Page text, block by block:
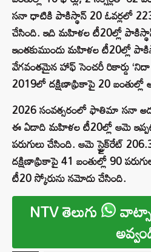
సనా ధాటికి పాకిస్థాన్ 20 ఓవర్లలో
చేసింది. ఇది మహిళల టీ20ల్లో
ఇంతకుముందు మహిళల టీ20ల్లో
వేగవంతమైన హాఫ్ సెంచరీ రికార్డు
2019లో దక్షిణాఫ్రికాపై 20 బంతుల్లో
2026 సంవత్సరంలో ఫాతిమా సనా
ఈ ఏడాది మహిళల టీ20ల్లో ఆమె
పరుగులు చేసింది. ఆమె స్ట్రైక్‌రేట్
దక్షిణాఫ్రికాపై 41 బంతుల్లో 90
టీ20 స్కోరును నమోదు చేసింది.
NTV తెలుగు